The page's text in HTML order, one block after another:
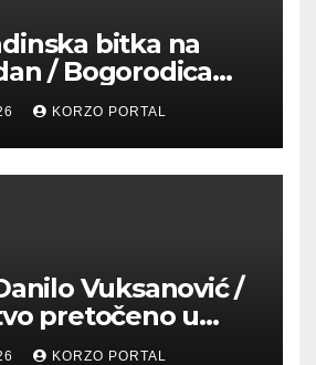
bitka na
/ Bogorodica
u
Podgrađu
KORZO PORTAL
Vuksanović /
pretočeno u
i rečiKORZO PORTAL